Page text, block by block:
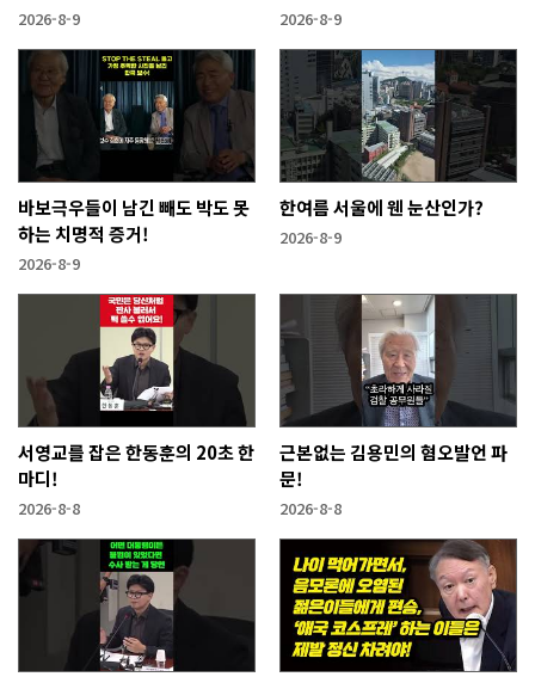
2026-8-9 2026-8-9
바보극우들이 남긴 빼도 박도 못
하는 치명적 증거!
2026-8-9
한여름 서울에 웬 눈산인가?
2026-8-9
서영교를 잡은 한동훈의 20초 한
마디!
2026-8-8
근본없는 김용민의 혐오발언 파
문!
2026-8-8